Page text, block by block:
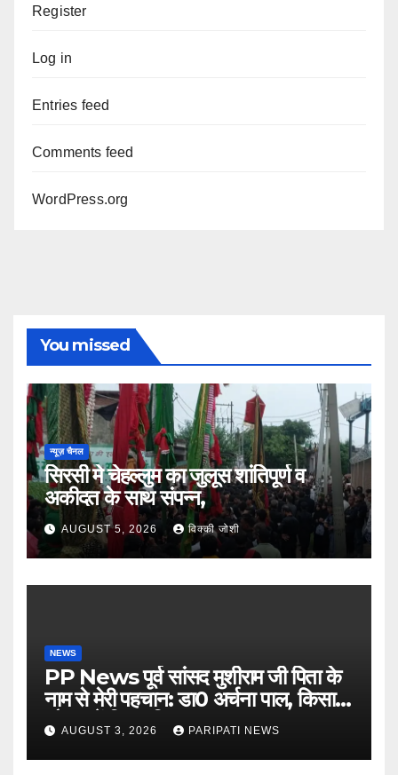
Register
Log in
Entries feed
Comments feed
WordPress.org
You missed
न्यूज़ चैनल
सिरसी मे चेहल्लुम का जुलूस शांतिपूर्ण व
अकीदत के साथ संपन्न,
AUGUST 5, 2026 विक्की जोशी
NEWS
PP News पूर्व सांसद मुशीराम जी पिता के
नाम से मेरी पहचान: डा0 अर्चना पाल, किसान
चौपाल में दिया परिचय
AUGUST 3, 2026 PARIPATI NEWS